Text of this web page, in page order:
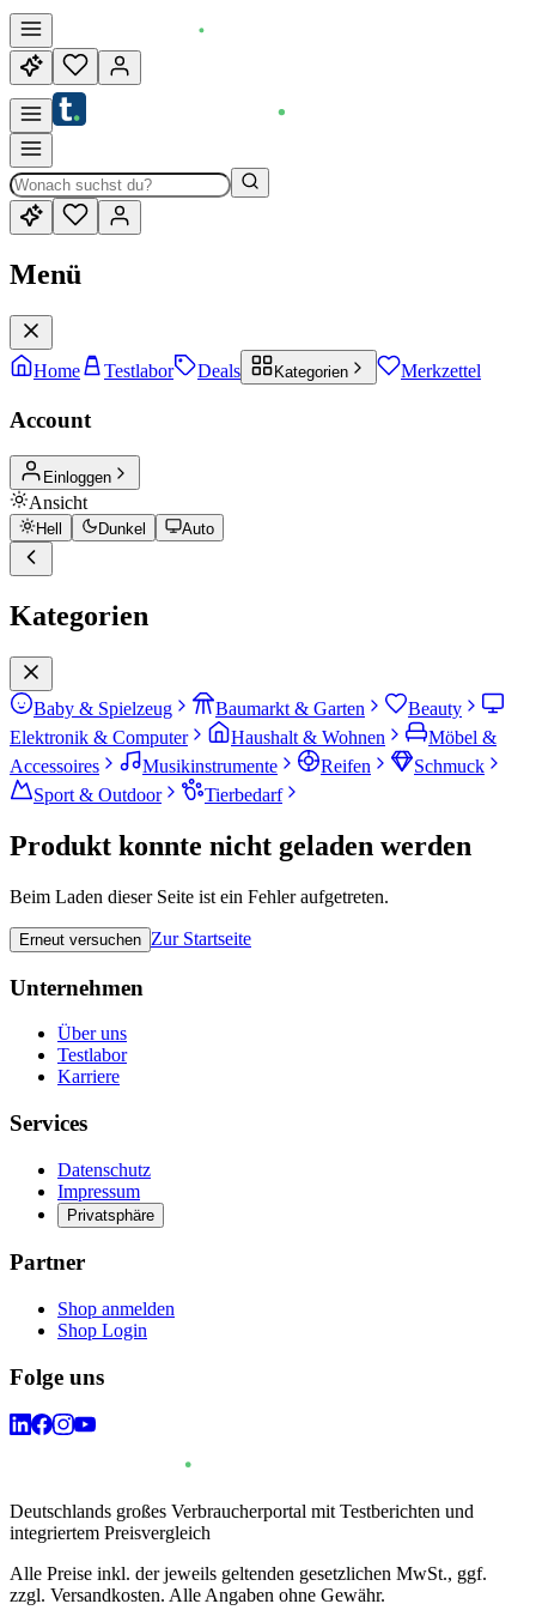
Menü
Home Testlabor Deals Kategorien Merkzettel
Account
Einloggen
Ansicht
Hell Dunkel Auto
Kategorien
Baby & Spielzeug Baumarkt & Garten
Beauty
Elektronik & Computer
Haushalt & Wohnen
Möbel &
Accessoires
Musikinstrumente Reifen
Schmuck
Sport & Outdoor
Tierbedarf
Produkt konnte nicht geladen werden
Beim Laden dieser Seite ist ein Fehler aufgetreten.
Erneut versuchen Zur Startseite
Unternehmen
Über uns
Testlabor
Karriere
Services
Datenschutz
Impressum
Privatsphäre
Partner
Shop anmelden
Shop Login
Folge uns
Deutschlands großes Verbraucherportal mit Testberichten und
integriertem Preisvergleich
Alle Preise inkl. der jeweils geltenden gesetzlichen MwSt., ggf.
zzgl. Versandkosten. Alle Angaben ohne Gewähr.